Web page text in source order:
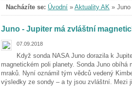
Nacházíte se: Úvodní » Aktuality AK »
Juno - Jupiter má zvláštní
07.09.2018
Když sonda NASA Juno dorazila k
magnetickém poli planety. Sonda Juno
mraků. Nyní oznámil tým vědců vedený
výsledky ze sondy – a ty jsou zvláštní. Mezi